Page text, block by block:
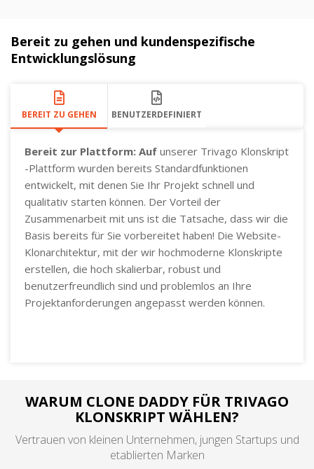
Bereit zu gehen und kundenspezifische
Entwicklungslösung
BEREIT ZU GEHEN BENUTZERDEFINIERT
Bereit zur Plattform: Auf unserer Trivago Klonskript
-Plattform wurden bereits Standardfunktionen
entwickelt, mit denen Sie Ihr Projekt schnell und
qualitativ starten können. Der Vorteil der
Zusammenarbeit mit uns ist die Tatsache, dass wir die
Basis bereits für Sie vorbereitet haben! Die Website-
Klonarchitektur, mit der wir hochmoderne Klonskripte
erstellen, die hoch skalierbar, robust und
benutzerfreundlich sind und problemlos an Ihre
Projektanforderungen angepasst werden können.
WARUM CLONE DADDY FÜR TRIVAGO
KLONSKRIPT WÄHLEN?
Vertrauen von kleinen Unternehmen, jungen Startups und
etablierten Marken